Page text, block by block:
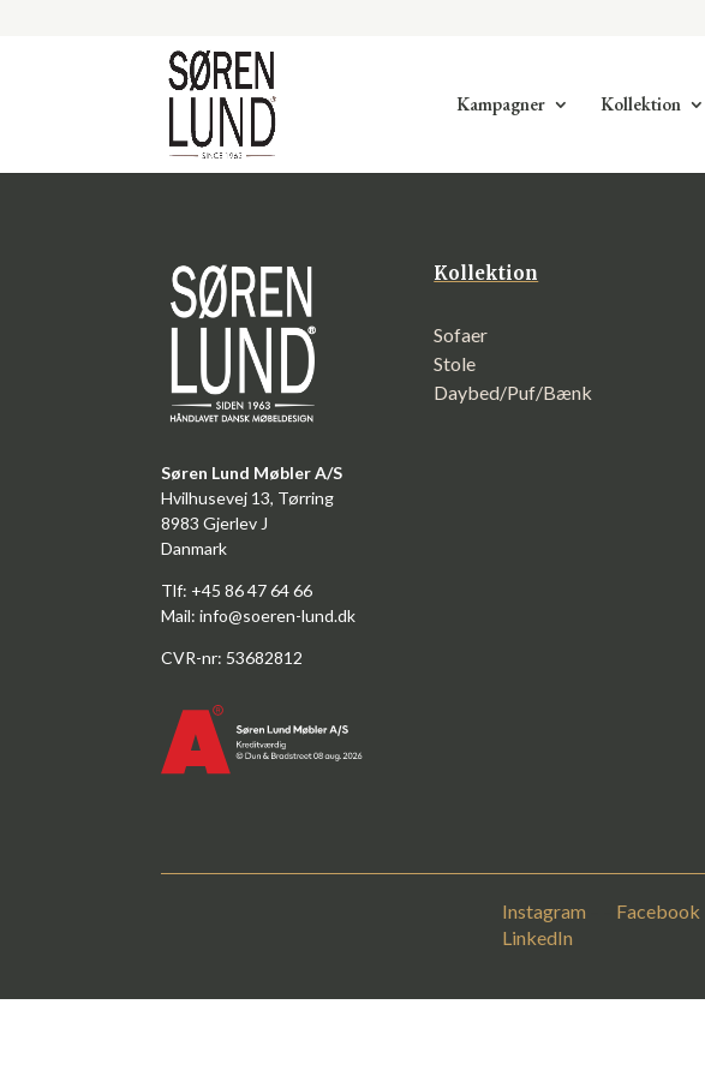
Kampagner Kollektion
Søren Lund Møbler A/S
Hvilhusevej 13, Tørring
8983 Gjerlev J
Danmark
Tlf: +45 86 47 64 66
Mail:info@soeren-lund.dk
CVR-nr: 53682812
Kollektion
Sofaer
Stole
Daybed/Puf/Bænk
Instagram Facebook
LinkedIn